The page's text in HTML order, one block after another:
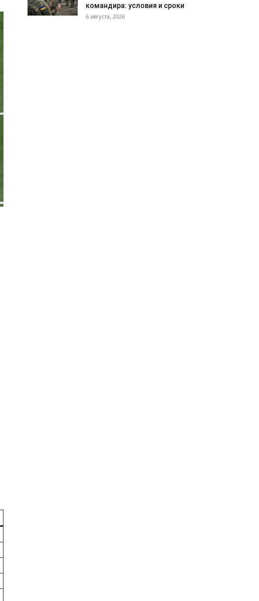
командира: условия и сроки
6 августа, 2026